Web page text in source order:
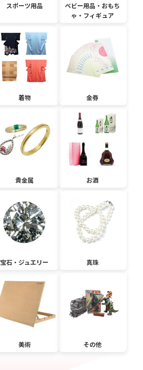
スポーツ用品
ベビー用品・おもち
ゃ・フィギュア
着物 金券
貴金属 お酒
宝石・ジュエリー 真珠
美術 その他